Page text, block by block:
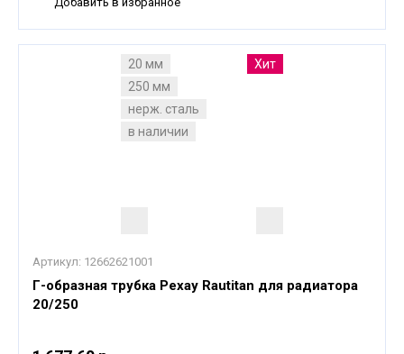
20 мм
250 мм
нерж. сталь
в наличии
Хит
Артикул: 12662621001
Г-образная трубка Рехау Rautitan для радиатора
20/250